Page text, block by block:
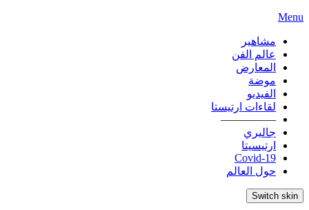
Menu
مشاهير
عالم الفن
المعارض
موضة
الفيديو
لقاءات ارتيستا
—————
جاليري
ارتيسيتا
Covid-19
حول العالم
Switch skin